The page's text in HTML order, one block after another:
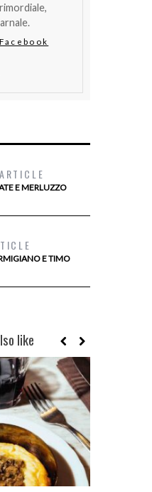
Facebook
E MERLUZZO
E TIMO
like